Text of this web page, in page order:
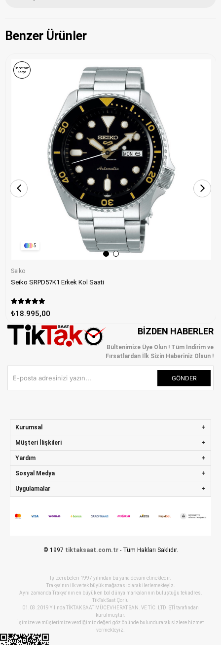
Benzer Ürünler
5
Seiko
Seiko SRPD57K1 Erkek Kol Saati
₺18.995,00
Ücretsiz
Kargo
BIZDEN HABERLER
Bültenimize Üye Olun ! Tüm İndirim ve
Fırsatlardan İlk Sizin Haberiniz Olsun !
GÖNDER
Kurumsal
Müşteri İlişkileri
Yardım
Sosyal Medya
Uygulamalar
© 1997 tiktaksaat.com.tr - Tüm Hakları Saklıdır.
İş tecrubeleri 1997 yılından bu yana devam etmektedir.
Trakya'nın ilk ve tek büyük mağazası olarak ilerlemekteyiz.
Aynı zamanda Trakya'nın en büyük en bol dünya markalarının buluştuğu tek adres.
TikTak Saat Çorlu
01.03.2019 Yılında TİKTAK SAAT MÜCEVHERAT SAN. VE TİC. LTD. ŞTİ tarafından
kurulmuştur.
İşimize ve müşterimize verdiğimiz değeri göz önünde bulundurarak sizlere hizmet
vermekteyiz.